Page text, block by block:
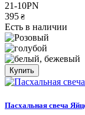
21-10PN
395 ₴
Есть в наличии
Купить
Пасхальная свеча